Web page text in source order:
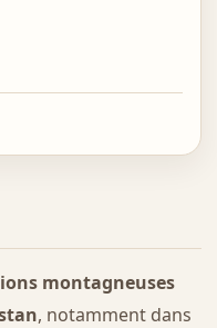
montagneuses
, notamment dans